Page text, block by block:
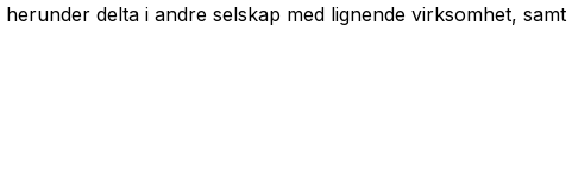
delta i andre selskap med lignende virksomhet, samt